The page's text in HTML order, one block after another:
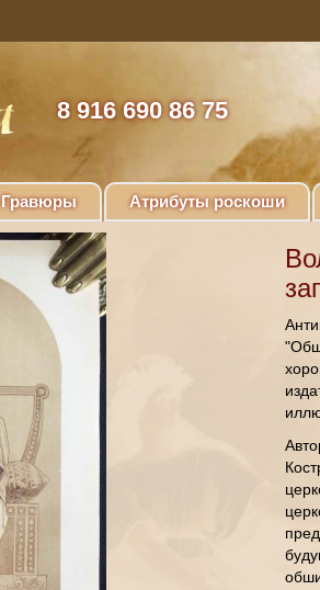
8 916 690 86 75
Гравюры Атрибуты роскоши